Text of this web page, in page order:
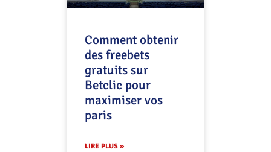
Comment obtenir
des freebets
gratuits sur
Betclic pour
maximiser vos
paris
LIRE PLUS »